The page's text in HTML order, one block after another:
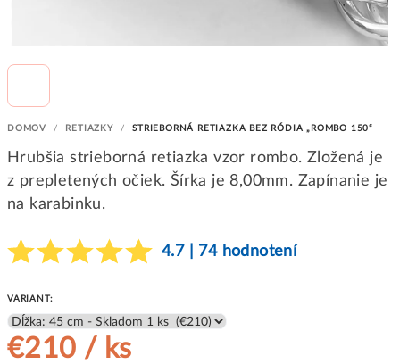
DOMOV / RETIAZKY / STRIEBORNÁ RETIAZKA BEZ RÓDIA „ROMBO 150“
Hrubšia strieborná retiazka vzor rombo. Zložená je
z prepletených očiek. Šírka je 8,00mm. Zapínanie je
na karabinku.
4.7 | 74 hodnotení
VARIANT:
€210 / ks